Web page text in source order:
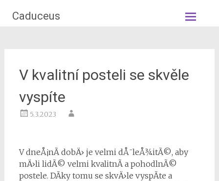
Caduceus
Skip
to
V kvalitní posteli se skvěle
vyspíte
5.3.2023
V dneÅ¡nÃ­ dobÄ› je velmi dÅ¯leÅ¾itÃ©, aby
mÄ›li lidÃ© velmi kvalitnÃ­ a pohodlnÃ©
postele. DÃ­ky tomu se skvÄ›le vyspÃ­te a